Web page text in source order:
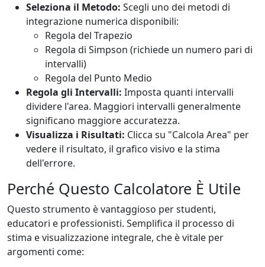
Seleziona il Metodo: Scegli uno dei metodi di
integrazione numerica disponibili:
Regola del Trapezio
Regola di Simpson (richiede un numero pari di
intervalli)
Regola del Punto Medio
Regola gli Intervalli: Imposta quanti intervalli
dividere l'area. Maggiori intervalli generalmente
significano maggiore accuratezza.
Visualizza i Risultati: Clicca su "Calcola Area" per
vedere il risultato, il grafico visivo e la stima
dell'errore.
Perché Questo Calcolatore È Utile
Questo strumento è vantaggioso per studenti,
educatori e professionisti. Semplifica il processo di
stima e visualizzazione integrale, che è vitale per
argomenti come: